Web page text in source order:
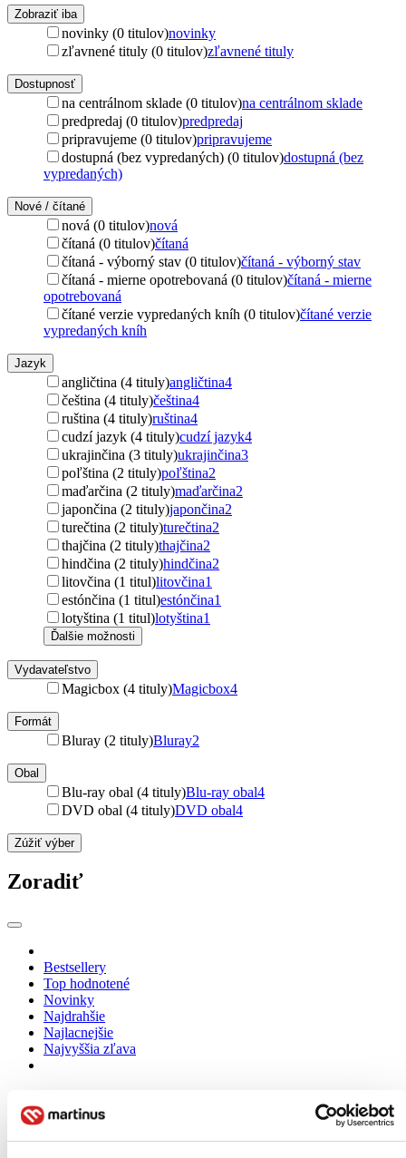
Zobraziť iba
novinky (0 titulov)novinky
zľavnené tituly (0 titulov)zľavnené tituly
Dostupnosť
na centrálnom sklade (0 titulov)na centrálnom sklade
predpredaj (0 titulov)predpredaj
pripravujeme (0 titulov)pripravujeme
dostupná (bez vypredaných) (0 titulov)dostupná (bez
vypredaných)
Nové / čítané
nová (0 titulov)nová
čítaná (0 titulov)čítaná
čítaná - výborný stav (0 titulov)čítaná - výborný stav
čítaná - mierne opotrebovaná (0 titulov)čítaná - mierne
opotrebovaná
čítané verzie vypredaných kníh (0 titulov)čítané verzie
vypredaných kníh
Jazyk
angličtina (4 tituly)angličtina4
čeština (4 tituly)čeština4
ruština (4 tituly)ruština4
cudzí jazyk (4 tituly)cudzí jazyk4
ukrajinčina (3 tituly)ukrajinčina3
poľština (2 tituly)poľština2
maďarčina (2 tituly)maďarčina2
japončina (2 tituly)japončina2
turečtina (2 tituly)turečtina2
thajčina (2 tituly)thajčina2
hindčina (2 tituly)hindčina2
litovčina (1 titul)litovčina1
estónčina (1 titul)estónčina1
lotyština (1 titul)lotyština1
Ďalšie možnosti
Vydavateľstvo
Magicbox (4 tituly)Magicbox4
Formát
Bluray (2 tituly)Bluray2
Obal
Blu-ray obal (4 tituly)Blu-ray obal4
DVD obal (4 tituly)DVD obal4
Zúžiť výber
Zoradiť
Bestsellery
Top hodnotené
Novinky
Najdrahšie
Najlacnejšie
Najvyššia zľava